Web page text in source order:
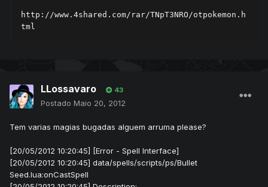
http://www.4shared.com/rar/TNpT3NRO/otpokemon.h
LLossavaro 43
Postado Maio 20, 2012
Tem varias magias bugadas alguem arruma please?
[20/05/2012 10:20:45] [Error - Spell Interface]
[20/05/2012 10:20:45] data/spells/scripts/ps/Bullet
Seed.lua:onCastSpell